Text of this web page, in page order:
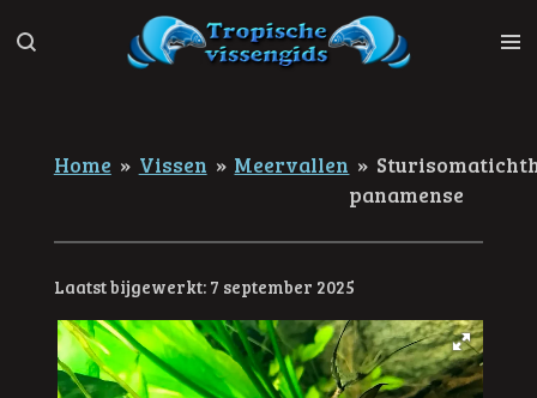
direct
Home » Vissen » Meervallen »
panamense
Laatst bijgewerkt: 7 september 2025